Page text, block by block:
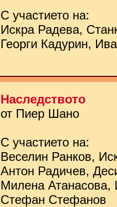
С участието на:
Искра Радева,
Георги Кадурин,
Наследството
от Пиер Шано
С участието на:
Веселин Ранков,
Антон Радичев,
Милена Атанасова,
Стефан Стефанов